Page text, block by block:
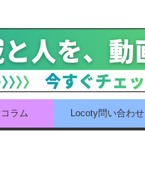
ラム Locoty問い合わせ